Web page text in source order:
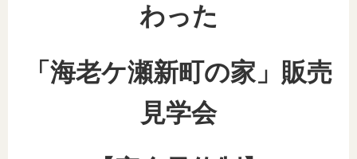
わった
「海老ケ瀬新町の家」販売
見学会